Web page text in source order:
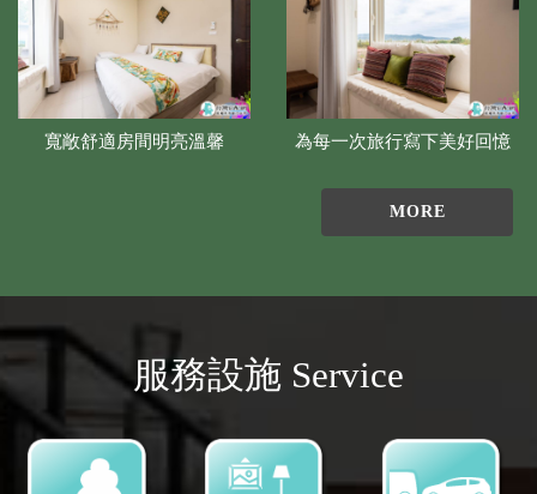
寬敞舒適房間明亮溫馨 為每一次旅行寫下美好回憶
MORE
服務設施 Service